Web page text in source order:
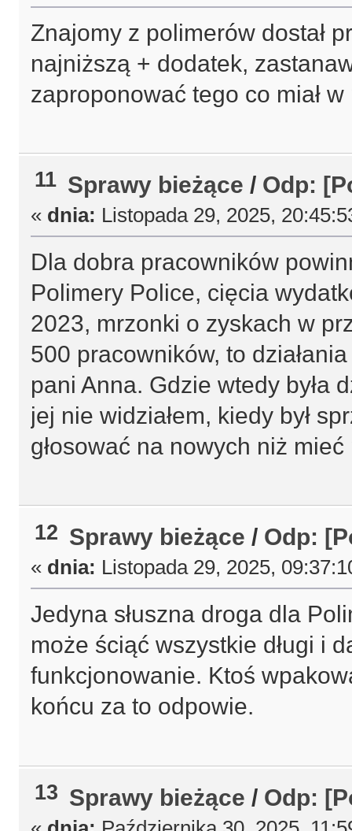
Znajomy z polimerów dostał
najniższą + dodatek,
zaproponować tego co miał
11 Sprawy bieżące / Odp:
« dnia: Listopada 29, 2025,
Dla dobra pracowników
Polimery Police, cięcia
2023, mrzonki o zyskach w
500 pracowników, to
pani Anna. Gdzie wtedy była
jej nie widziałem, kiedy był
głosować na nowych niż
12 Sprawy bieżące / Odp:
« dnia: Listopada 29, 2025,
Jedyna słuszna droga dla
może ściąć wszystkie długi i
funkcjonowanie. Ktoś
końcu za to odpowie.
13 Sprawy bieżące / Odp: